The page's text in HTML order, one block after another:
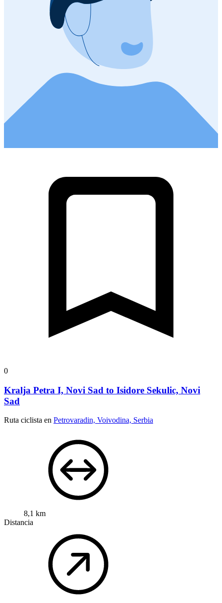
0
Kralja Petra I, Novi Sad to Isidore Sekulic, Novi
Sad
Ruta ciclista en Petrovaradin, Voivodina, Serbia
8,1 km
Distancia